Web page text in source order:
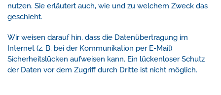
nutzen. Sie erläutert auch, wie und zu welchem Zweck das
geschieht.
Wir weisen darauf hin, dass die Datenübertragung im
Internet (z. B. bei der Kommunikation per E-Mail)
Sicherheitslücken aufweisen kann. Ein lückenloser Schutz
der Daten vor dem Zugriff durch Dritte ist nicht möglich.